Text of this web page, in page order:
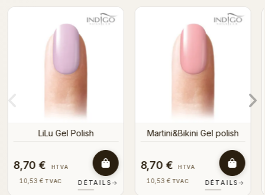
Florida dreams Gel Polish
8,70 €
10,53 € TVAC DÉTAILS
Koko Loko Gel polish
8,70 €
10,53 € TVAC DÉTAILS